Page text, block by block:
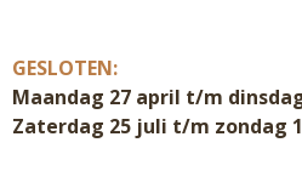
GESLOTEN:
Maandag 27 april t/m
Zaterdag 25 juli t/m zondag